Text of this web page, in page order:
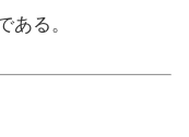
ある。